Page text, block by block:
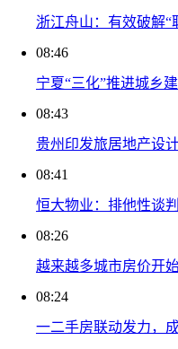
浙江舟山：有效破解“
08:46
宁夏“三化”推进城乡
08:43
贵州印发旅居地产设
08:41
恒大物业：排他性谈
08:26
越来越多城市房价开
08:24
一二手房联动发力，